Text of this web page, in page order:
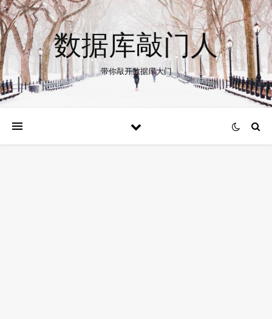
数据库敲门人
带你敲开数据库大门